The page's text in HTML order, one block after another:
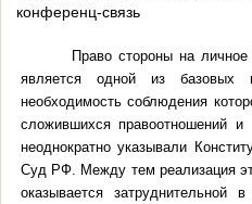
конференц-связь
Право стороны на
является одной из базовых
необходимость соблюдения
сложившихся правоотношений и
неоднократно указывали
Суд РФ. Между тем реализация
оказывается затруднительной